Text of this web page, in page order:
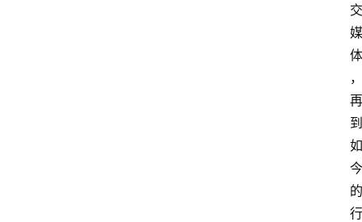
交
媒
体
，
再
到
如
今
的
行